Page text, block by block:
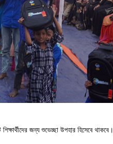
জন্য শুভেচ্ছা উপহার হিসেবে থাকবে।